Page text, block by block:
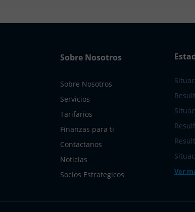
Sobre Nosotros
Sobre Nosotros
Servicios
Tarifarios
Finanzas para ti
Contactanos
Noticias
Socios Estrategicos
Ver